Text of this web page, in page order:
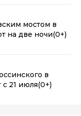
мостом в
на две ночи(0+)
в
с 21 июля(0+)